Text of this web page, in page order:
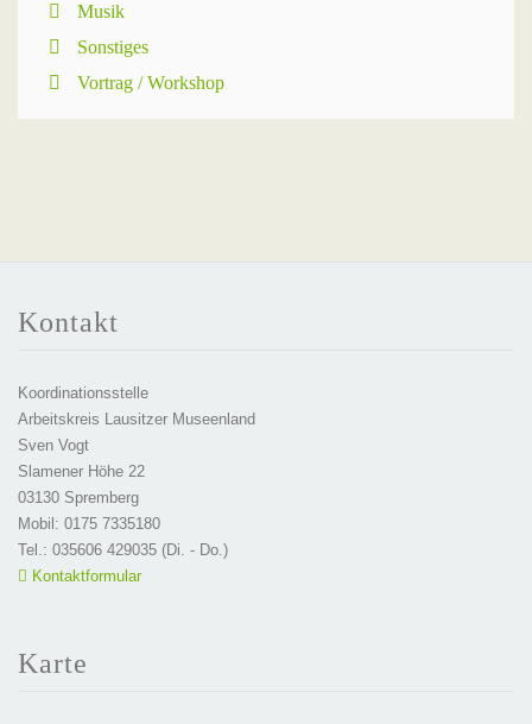
Musik
Sonstiges
Vortrag / Workshop
Kontakt
Koordinationsstelle
Arbeitskreis Lausitzer Museenland
Sven Vogt
Slamener Höhe 22
03130 Spremberg
Mobil: 0175 7335180
Tel.: 035606 429035 (Di. - Do.)
Kontaktformular
Karte